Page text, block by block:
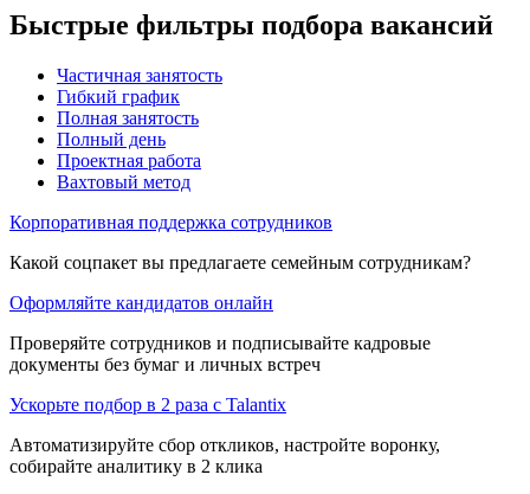
Быстрые фильтры подбора вакансий
Частичная занятость
Гибкий график
Полная занятость
Полный день
Проектная работа
Вахтовый метод
Корпоративная поддержка сотрудников
Какой соцпакет вы предлагаете семейным сотрудникам?
Оформляйте кандидатов онлайн
Проверяйте сотрудников и подписывайте кадровые
документы без бумаг и личных встреч
Ускорьте подбор в 2 раза с Talantix
Автоматизируйте сбор откликов, настройте воронку,
собирайте аналитику в 2 клика